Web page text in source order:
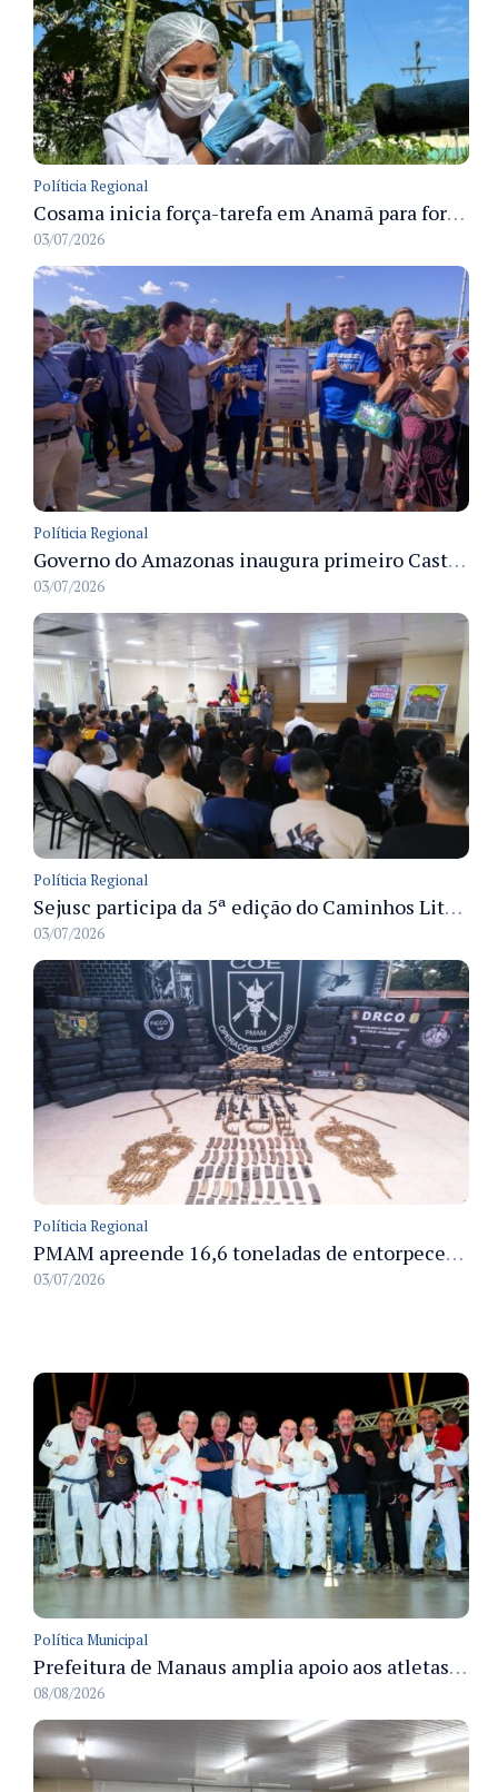
Políticia Regional
Cosama inicia força-tarefa em Anamã para fortalecer abastecimento de água e segurança hídrica da população
03/07/2026
Políticia Regional
Governo do Amazonas inaugura primeiro Castramóvel Fluvial para atendimento veterinário às comunidades ribeirinhas e castração gratuita
03/07/2026
Políticia Regional
Sejusc participa da 5ª edição do Caminhos Literários com foco na cultura hip-hop nas unidades socioeducativas
03/07/2026
Políticia Regional
PMAM apreende 16,6 toneladas de entorpecentes e registra aumento nas prisões em flagrante e nas capturas de foragidos no primeiro semestre de 2026
03/07/2026
Política Municipal
Prefeitura de Manaus amplia apoio aos atletas de 100 para 150 beneficiados a partir do próximo ano
08/08/2026